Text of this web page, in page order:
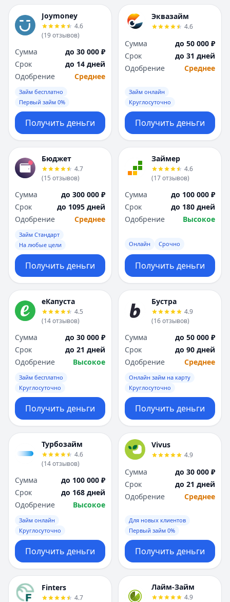
Joymoney
4.6
(19отзывов)
Сумма
до 30 000 ₽
Срок
до 14 дней
Одобрение
Среднее
Займ бесплатно
Первый займ 0%
Получить деньги
Эквазайм
4.6
Сумма
до 50 000 ₽
Срок
до 31 дней
Одобрение
Среднее
Займ онлайн
Круглосуточно
Получить деньги
Бюджет
4.7
(15 отзывов)
Сумма
до 300 000 ₽
Срок
до 1095 дней
Одобрение
Среднее
Займ Стандарт
На любые цели
Получить деньги
Займер
4.6
(17отзывов)
Сумма
до 100 000 ₽
Срок
до 180 дней
Одобрение
Высокое
Онлайн Срочно
Получить деньги
еКапуста
4.5
(14отзывов)
Сумма
до 30 000 ₽
Срок
до 21 дней
Одобрение
Высокое
Займ бесплатно
Круглосуточно
Получить деньги
Бустра
4.9
(16отзывов)
Сумма
до 50 000 ₽
Срок
до 90 дней
Одобрение
Среднее
Онлайн займ на карту
Круглосуточно
Получить деньги
Турбозайм
4.6
(14отзывов)
Сумма
до 100 000 ₽
Срок
до 168 дней
Одобрение
Высокое
Займ онлайн
Круглосуточно
Получить деньги
Vivus
4.9
Сумма
до 30 000 ₽
Срок
до 21 дней
Одобрение
Среднее
Для новых клиентов
Первый займ 0%
Получить деньги
Finters
4.7
Лайм-Займ
4.9